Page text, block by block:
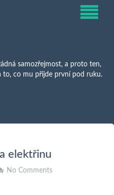
samozřejmost, a proto ten,
to, co mu přijde první pod ruku.
elektřinu
No Comments